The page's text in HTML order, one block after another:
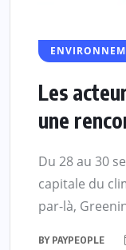
Les
une
Du 28 au 30
capitale du
par-là,
BY PAYPEOPLE